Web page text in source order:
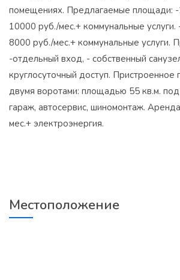
помещениях. Предлагаемые площади:
10000 руб./мес.+ коммунальные
8000 руб./мес.+ коммунальные услуги.
-отдельный вход, - собственный
круглосуточный доступ.
двумя воротами: площадью 55 кв.м.
гараж, автосервис, шиномонтаж.
мес.+ электроэнергия.
Местоположение